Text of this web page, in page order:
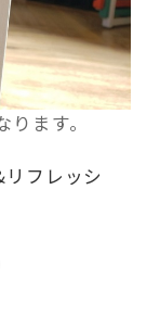
ます。
フレッシ